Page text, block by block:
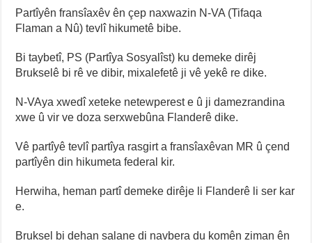
Partîyên fransîaxêv ên çep naxwazin N-VA (Tifaqa
Flaman a Nû) tevlî hikumetê bibe.
Bi taybetî, PS (Partîya Sosyalîst) ku demeke dirêj
Brukselê bi rê ve dibir, mixalefetê ji vê yekê re dike.
N-VAya xwedî xeteke netewperest e û ji damezrandina
xwe û vir ve doza serxwebûna Flanderê dike.
Vê partîyê tevlî partîya rasgirt a fransîaxêvan MR û çend
partîyên din hikumeta federal kir.
Herwiha, heman partî demeke dirêje li Flanderê li ser kar
e.
Bruksel bi dehan salane di navbera du komên ziman ên